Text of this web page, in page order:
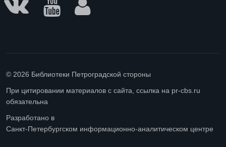
© 2026 Библиотеки Петроградской стороны
При цитировании материалов с сайта, ссылка на pr-cbs.ru
обязательна
Разработано в
Санкт-Петербургском информационно-аналитическом центре